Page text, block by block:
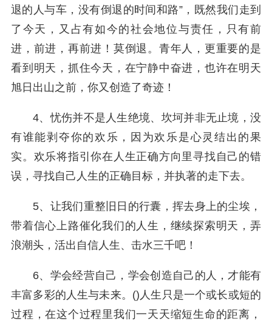
退的人与车，没有倒退的时间和路”，既然我们走到
了今天，又占有如今的社会地位与责任，只有前
进，前进，再前进！莫倒退。青年人，更重要的是
看到明天，抓住今天，在宁静中奋进，也许在明天
旭日出山之前，你又创造了奇迹！
4、忧伤并不是人生绝境、坎坷并非无止境，没
有谁能剥夺你的欢乐，因为欢乐是心灵结出的果
实。欢乐将指引你在人生正确方向里寻找自己的错
误，寻找自己人生的正确目标，并执著的走下去。
5、让我们重整旧日的行囊，挥去身上的尘埃，
带着信心上路催化我们的人生，继续探索明天，弄
浪潮头，活出自信人生、击水三千吧！
6、学会经营自己，学会创造自己的人，才能有
丰富多彩的人生与未来。()人生只是一个或长或短的
过程，在这个过程里我们一天天缩短生命的距离，